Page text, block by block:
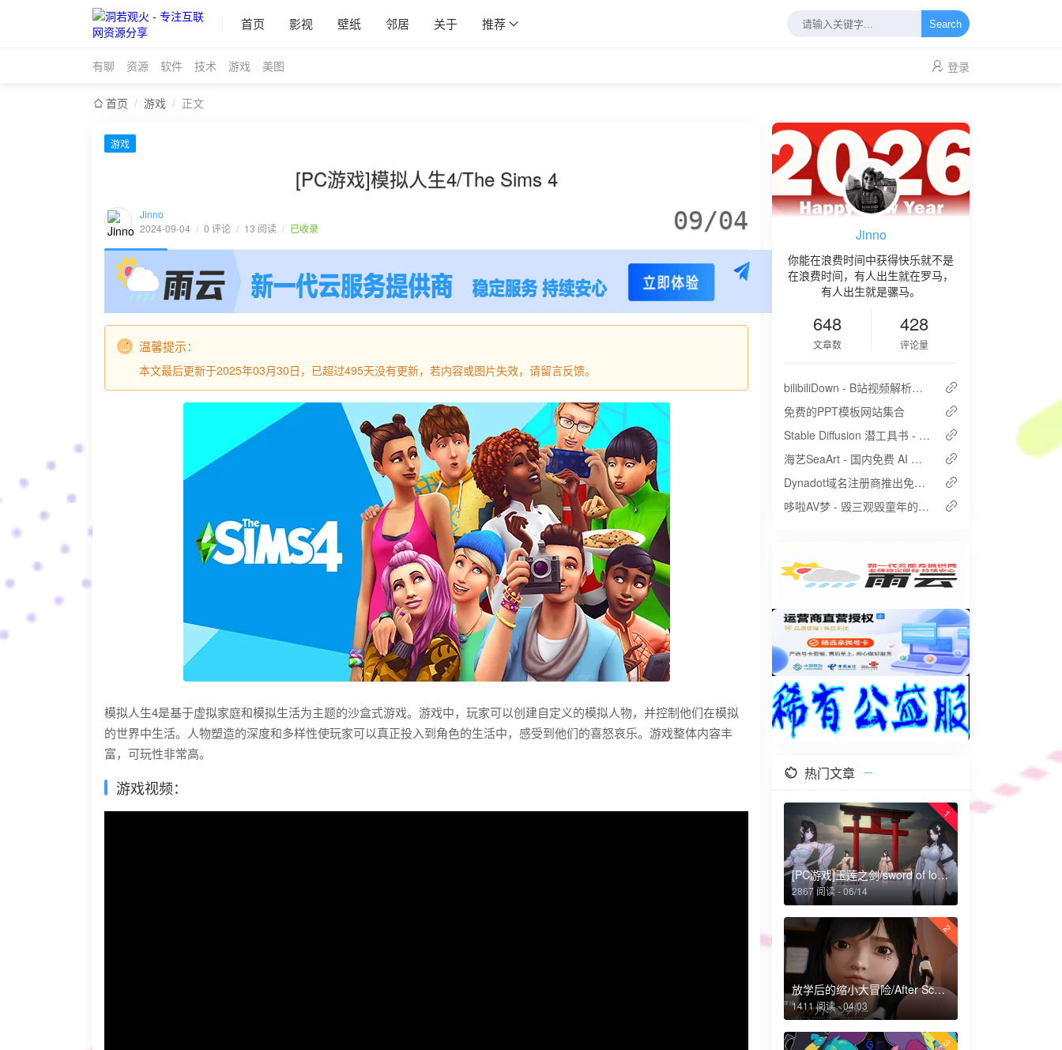
首页 影视 壁纸 邻居 关于 推荐 Search
有聊 资源 软件 技术 游戏 美图 登录
首页 / 游戏 / 正文
游戏
[PC游戏]模拟人生4/The Sims 4
Jinno
2024-09-04 / 0 评论 / 13 阅读 / 已收录 09/04
温馨提示：
本文最后更新于2025年03月30日，已超过495天没有更新，若内容或图片失效，请留言反馈。
模拟人生4是基于虚拟家庭和模拟生活为主题的沙盒式游戏。游戏中，玩家可以创建自定义的模拟人物，并控制他们在模拟
的世界中生活。人物塑造的深度和多样性使玩家可以真正投入到角色的生活中，感受到他们的喜怒哀乐。游戏整体内容丰
富，可玩性非常高。
游戏视频：
Jinno
你能在浪费时间中获得快乐就不是
在浪费时间，有人出生就在罗马，
有人出生就是骡马。
648
文章数
428
评论量
bilibiliDown - B站视频解析提取工具
免费的PPT模板网站集合
Stable Diffusion 潜工具书 - AI绘画百宝箱
海艺SeaArt - 国内免费 AI 绘图网站
Dynadot域名注册商推出免费的 .link 域名，首年免费
哆啦AV梦 - 毁三观毁童年的同人漫画作品，但是佳作。
热门文章
1
[PC游戏]玉莲之剑/sword of lotus
2867 阅读 - 06/14
2
放学后的缩小大冒险/After School Shrinking Adventure
1411 阅读 - 04/03
3